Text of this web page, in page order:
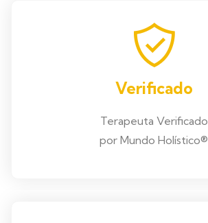
Verificado
Terapeuta Verificado
por Mundo Holístico®